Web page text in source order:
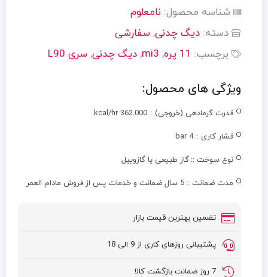
شناسه محصول: نامعلوم
دسته: دیگ چدنی, سفارشی
برچسب: 11 پره ,
mi3
, دیگ چدنی, سری L90
ویژگی های محصول:
قدرت گرمادهی (خروجی) :: kcal/hr 362.000
فشار کاری :: 4 bar
نوع سوخت :: گاز طبیعی یا گازوییل
مدت ضمانت :: 5 سال ضمانت و خدمات پس از فروش مادام العمر
تضمین بهترین قیمت بازار
پشتیبانی روزهای کاری از 9 الی 18
7 روز ضمانت بازگشت کالا